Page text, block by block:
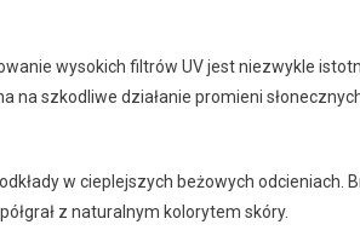
wysokich filtrów UV jest niezwykle
na szkodliwe działanie promieni
w cieplejszych beżowych odcieniach.
z naturalnym kolorytem skóry.